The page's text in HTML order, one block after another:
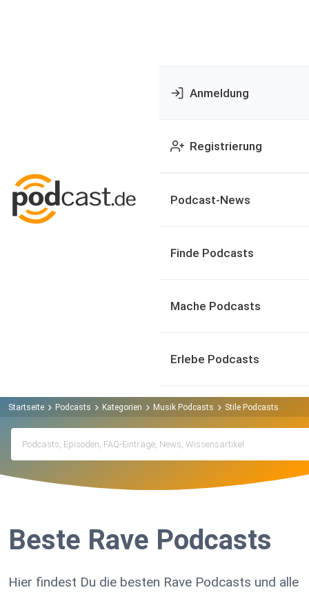
Anmeldung
Registrierung
Podcast-News
Finde Podcasts
Mache Podcasts
Erlebe Podcasts
Startseite Podcasts Kategorien Musik Podcasts Stile Podcasts
Beste Rave Podcasts
Hier findest Du die besten Rave Podcasts und alle